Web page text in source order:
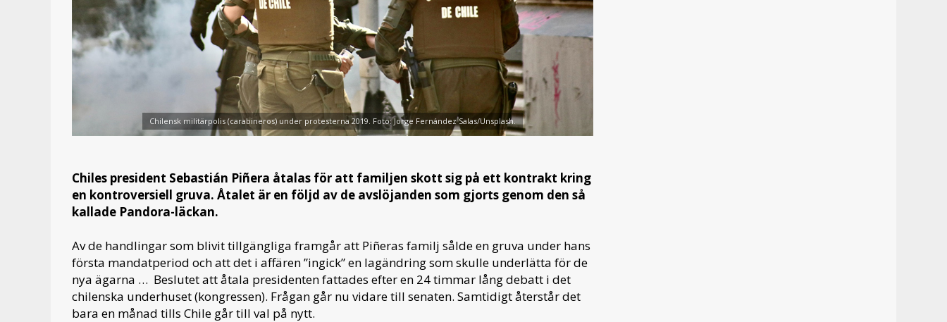
Chilensk militärpolis (carabineros) under protesterna 2019. Foto: Jorge Fernández Salas/Unsplash.
Chiles president Sebastián Piñera åtalas för att familjen skott sig på ett kontrakt kring
en kontroversiell gruva. Åtalet är en följd av de avslöjanden som gjorts genom den så
kallade Pandora-läckan.
Av de handlingar som blivit tillgängliga framgår att Piñeras familj sålde en gruva under hans
första mandatperiod och att det i affären ”ingick” en lagändring som skulle underlätta för de
nya ägarna … Beslutet att åtala presidenten fattades efter en 24 timmar lång debatt i det
chilenska underhuset (kongressen). Frågan går nu vidare till senaten. Samtidigt återstår det
bara en månad tills Chile går till val på nytt.